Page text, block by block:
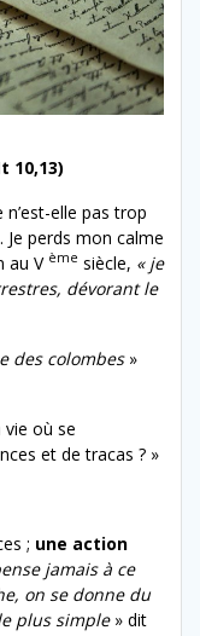
10,13)
elle pas trop
Je perds mon calme
au V ème siècle, « je
dévorant le
des colombes»
vie où se
et de tracas ? »
; une action
jamais à ce
on se donne du
plus simple» dit